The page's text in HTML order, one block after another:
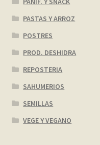
PASTAS Y ARROZ
POSTRES
PROD. DESHIDRA
REPOSTERIA
SAHUMERIOS
SEMILLAS
VEGE Y VEGANO